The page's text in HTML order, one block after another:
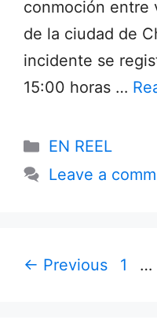
conmoción entre
de la ciudad de
incidente se
15:00 horas …
Categories
EN REEL
Leave a
← Previous Page
1 …